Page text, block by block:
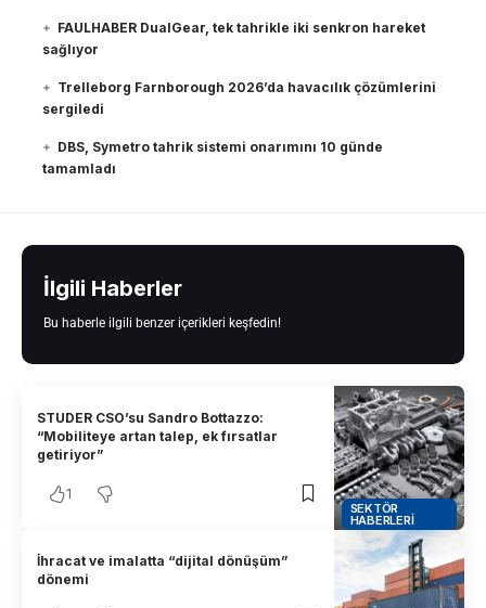
FAULHABER DualGear, tek tahrikle iki senkron hareket
sağlıyor
Trelleborg Farnborough 2026’da havacılık çözümlerini
sergiledi
DBS, Symetro tahrik sistemi onarımını 10 günde
tamamladı
İlgili Haberler
Bu haberle ilgili benzer içerikleri keşfedin!
SEKTÖR
HABERLERI
STUDER CSO’su Sandro Bottazzo:
“Mobiliteye artan talep, ek fırsatlar
getiriyor”
1
İhracat ve imalatta “dijital dönüşüm”
dönemi